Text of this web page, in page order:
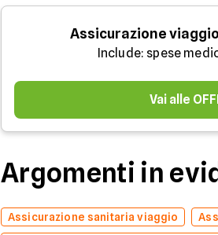
Assicurazione
Include: spese
Vai alle
Argomenti in
Assicurazione sanitaria viaggio